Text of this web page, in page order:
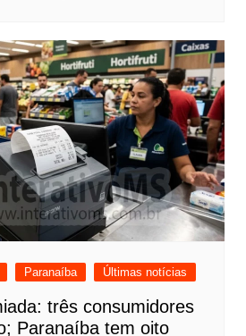
Paranaíba Últimas notícias
três consumidores
Paranaíba tem oito